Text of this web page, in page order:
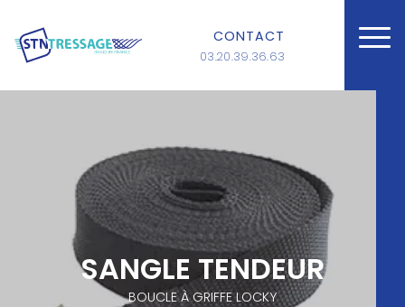
CONTACT
03.20.39.36.63
SANGLE TENDEUR
BOUCLE À GRIFFE LOCKY